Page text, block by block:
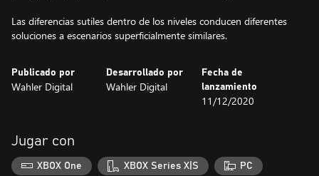
Las diferencias sutiles dentro de los niveles conducen diferentes
soluciones a escenarios superficialmente similares.
Publicado por
Wahler Digital
Desarrollado por
Wahler Digital
Fecha de
lanzamiento
11/12/2020
Jugar con
XBOX One XBOX Series X|S PC